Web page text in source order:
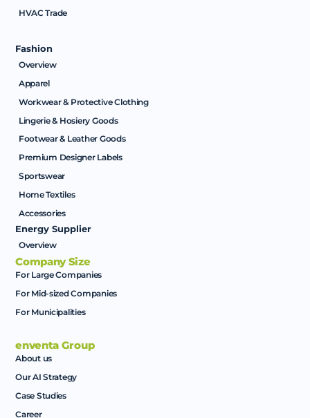
HVAC Trade
Fashion
Overview
Apparel
Workwear & Protective Clothing
Lingerie & Hosiery Goods
Footwear & Leather Goods
Premium Designer Labels
Sportswear
Home Textiles
Accessories
Energy Supplier
Overview
Company Size
For Large Companies
For Mid-sized Companies
For Municipalities
enventa Group
About us
Our AI Strategy
Case Studies
Career